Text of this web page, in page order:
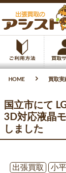
HOME 買取実
国立市にて
3D対応液晶
しました
出張買取
小